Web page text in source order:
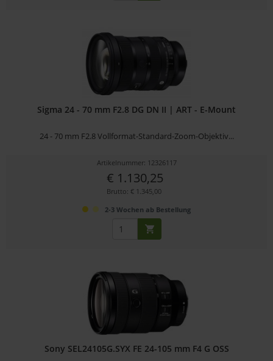
Sigma 24 - 70 mm F2.8 DG DN II | ART - E-Mount
24 - 70 mm F2.8 Vollformat-Standard-Zoom-Objektiv...
Artikelnummer: 12326117
€ 1.130,25
Brutto: € 1.345,00
2-3 Wochen ab Bestellung
Sony SEL24105G.SYX FE 24-105 mm F4 G OSS